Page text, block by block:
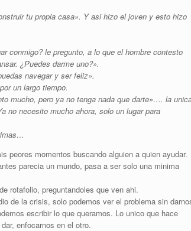
tu propia casa». Y asi hizo el joven y esto hizo
conmigo? le pregunto, a lo que el hombre contesto
¿Puedes darme uno?».
navegar y ser feliz».
un largo tiempo.
mucho, pero ya no tenga nada que darte»…. la
no necesito mucho ahora, solo un lugar para
peores momentos buscando alguien a quien ayudar.
parecia un mundo, pasa a ser solo una minima
rotafolio, preguntandoles que ven ahi.
de la crisis, solo podemos ver el problema sin
escribir lo que queramos. Lo unico que hace
enfocarnos en el otro.